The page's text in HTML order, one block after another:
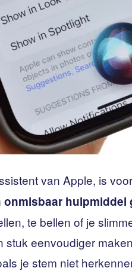
van Apple, is
hulpmiddel
te bellen of je
stuk eenvoudiger
je stem niet